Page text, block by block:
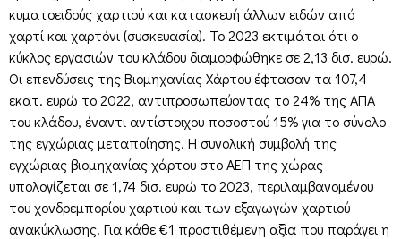
κυματοειδούς χαρτιού και κατασκευή άλλων ειδών από
χαρτί και χαρτόνι (συσκευασία). Το 2023 εκτιμάται ότι ο
κύκλος εργασιών του κλάδου διαμορφώθηκε σε 2,13 δισ. ευρώ.
Οι επενδύσεις της Βιομηχανίας Χάρτου έφτασαν τα 107,4
εκατ. ευρώ το 2022, αντιπροσωπεύοντας το 24% της ΑΠΑ
του κλάδου, έναντι αντίστοιχου ποσοστού 15% για το σύνολο
της εγχώριας μεταποίησης. Η συνολική συμβολή της
εγχώριας βιομηχανίας χάρτου στο ΑΕΠ της χώρας
υπολογίζεται σε 1,74 δισ. ευρώ το 2023, περιλαμβανομένου
του χονδρεμπορίου χαρτιού και των εξαγωγών χαρτιού
ανακύκλωσης. Για κάθε €1 προστιθέμενη αξία που παράγει η